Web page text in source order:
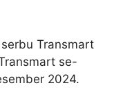
Transmart
se-
2024.